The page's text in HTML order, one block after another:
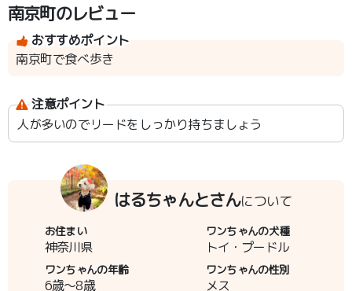
南京町のレビュー
おすすめポイント
南京町で食べ歩き
注意ポイント
人が多いのでリードをしっかり持ちましょう
はるちゃんとさんについて
お住まい
神奈川県
ワンちゃんの犬種
トイ・プードル
ワンちゃんの年齢
6歳～8歳
ワンちゃんの性別
メス